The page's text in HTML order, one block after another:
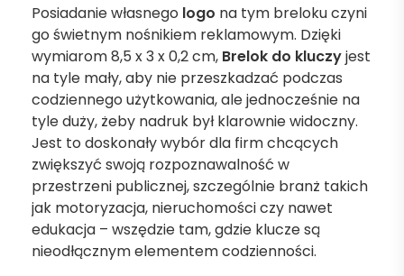
Posiadanie własnego logo na tym breloku czyni
go świetnym nośnikiem reklamowym. Dzięki
wymiarom 8,5 x 3 x 0,2 cm, Brelok do kluczyjest
na tyle mały, aby nie przeszkadzać podczas
codziennego użytkowania, ale jednocześnie na
tyle duży, żeby nadruk był klarownie widoczny.
Jest to doskonały wybór dla firm chcących
zwiększyć swoją rozpoznawalność w
przestrzeni publicznej, szczególnie branż takich
jak motoryzacja, nieruchomości czy nawet
edukacja – wszędzie tam, gdzie klucze są
nieodłącznym elementem codzienności.